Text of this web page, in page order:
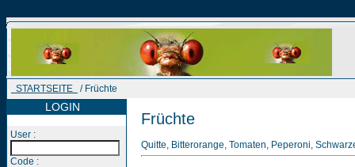
STARTSEITE / Früchte
LOGIN
User :
Code :
Früchte
Quitte, Bitterorange, Tomaten, Peperoni,